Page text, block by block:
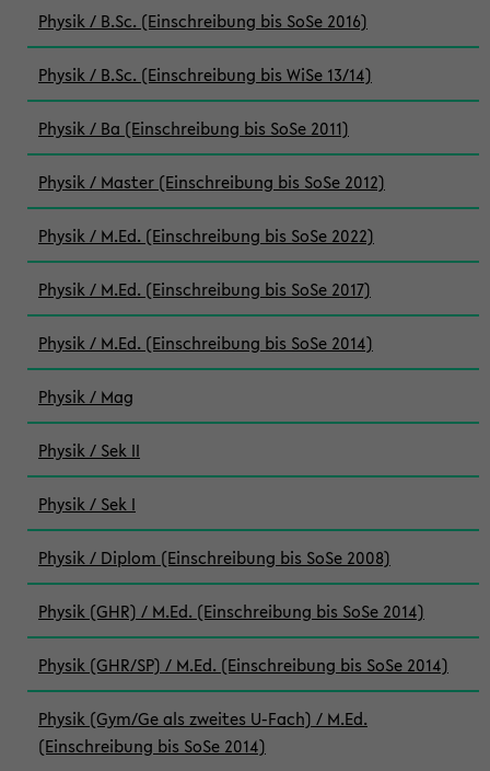
Physik / B.Sc. (Einschreibung bis SoSe 2016)
Physik / B.Sc. (Einschreibung bis WiSe 13/14)
Physik / Ba (Einschreibung bis SoSe 2011)
Physik / Master (Einschreibung bis SoSe 2012)
Physik / M.Ed. (Einschreibung bis SoSe 2022)
Physik / M.Ed. (Einschreibung bis SoSe 2017)
Physik / M.Ed. (Einschreibung bis SoSe 2014)
Physik / Mag
Physik / Sek II
Physik / Sek I
Physik / Diplom (Einschreibung bis SoSe 2008)
Physik (GHR) / M.Ed. (Einschreibung bis SoSe 2014)
Physik (GHR/SP) / M.Ed. (Einschreibung bis SoSe 2014)
Physik (Gym/Ge als zweites U-Fach) / M.Ed.
(Einschreibung bis SoSe 2014)